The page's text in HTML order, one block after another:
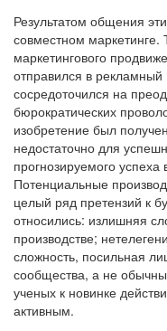
Результатом общения
совместном
маркетингового
отправился в рекламный
сосредоточился на
бюрократических
изобретение был
недостаточно для
прогнозируемого
Потенциальные
целый ряд претензий к
относились: излишняя
производстве;
сложность, посильная
сообщества, а не
ученых к новинке
активным.